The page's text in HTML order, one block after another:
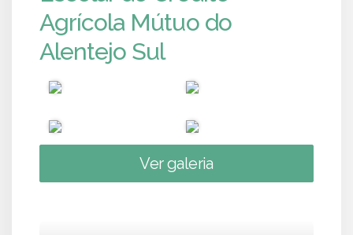
Agrícola Mútuo do
Alentejo Sul
Ver galeria